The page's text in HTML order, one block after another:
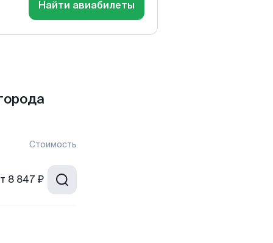
Найти авиабилеты
Стоимость
8 847 ₽